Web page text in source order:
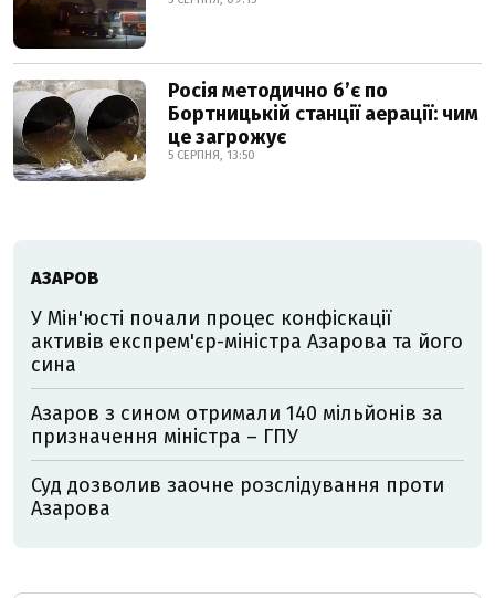
Росія методично б’є по
Бортницькій станції аерації: чим
це загрожує
5 СЕРПНЯ, 13:50
АЗАРОВ
У Мін'юсті почали процес конфіскації
активів експрем'єр-міністра Азарова та його
сина
Азаров з сином отримали 140 мільйонів за
призначення міністра – ГПУ
Суд дозволив заочне розслідування проти
Азарова